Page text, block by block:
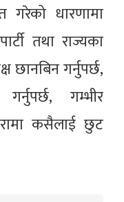
गरेको धारणामा
तथा राज्यका
छानबिन गर्नुपर्छ,
गम्भीर
कसैलाई छुट